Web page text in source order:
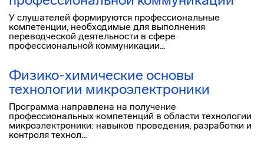
У слушателей формируются профессиональные
компетенции, необходимые для выполнения
переводческой деятельности в сфере
профессиональной коммуникации...
Физико-химические основы
технологии микроэлектроники
Программа направлена на получение
профессиональных компетенций в области технологии
микроэлектроники: навыков проведения, разработки и
контроля технол...